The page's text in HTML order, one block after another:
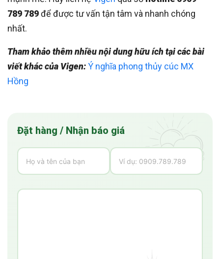
789 789để được tư vấn tận tâm và nhanh chóng
nhất.
Tham khảo thêm nhiều nội dung hữu ích tại các bài
viết khác của Vigen:Ý nghĩa phong thủy cúc MX
Hồng
Đặt hàng / Nhận báo giá